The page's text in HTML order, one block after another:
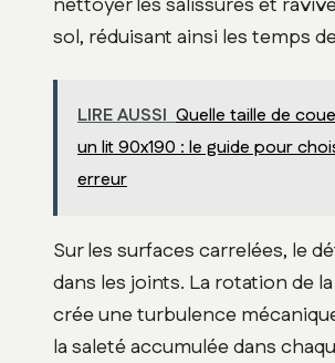
nettoyer les salissures et
sol, réduisant ainsi les temps
LIRE AUSSI Quelle taille de
un lit 90x190 : le guide pour
erreur
Sur les surfaces carrelées, le
dans les joints. La rotation de
crée une turbulence
la saleté accumulée dans